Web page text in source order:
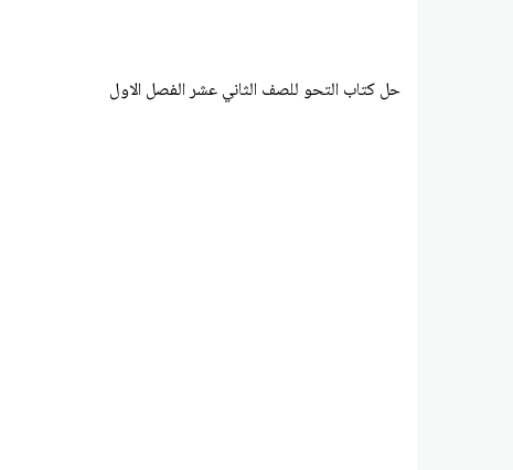
حل كتاب التحو للصف الثاني عشر الفصل الاول